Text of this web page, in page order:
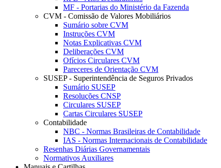
MF - Portarias do Ministério da Fazenda
CVM - Comissão de Valores Mobiliários
Sumário sobre CVM
Instruções CVM
Notas Explicativas CVM
Deliberações CVM
Ofícios Circulares CVM
Pareceres de Orientação CVM
SUSEP - Superintendência de Seguros Privados
Sumário SUSEP
Resoluções CNSP
Circulares SUSEP
Cartas Circulares SUSEP
Contabilidade
NBC - Normas Brasileiras de Contabilidade
IAS - Normas Internacionais de Contabilidade
Resenhas Diárias Governamentais
Normativos Auxiliares